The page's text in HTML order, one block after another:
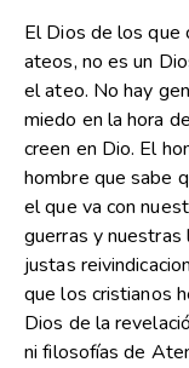
El Dios de los que
ateos, no es un
el ateo. No hay
miedo en la hora
creen en Dio. El
hombre que sabe
el que va con
guerras y nuestras
justas
que los cristianos
Dios de la
ni filosofías de